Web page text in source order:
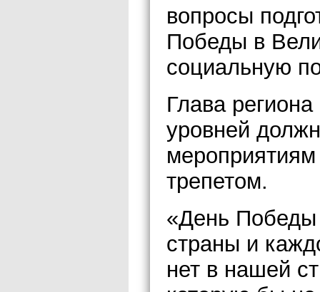
вопросы
Победы в
социальную
Глава
уровней
трепетом.
«День Победы
страны и
нет в нашей